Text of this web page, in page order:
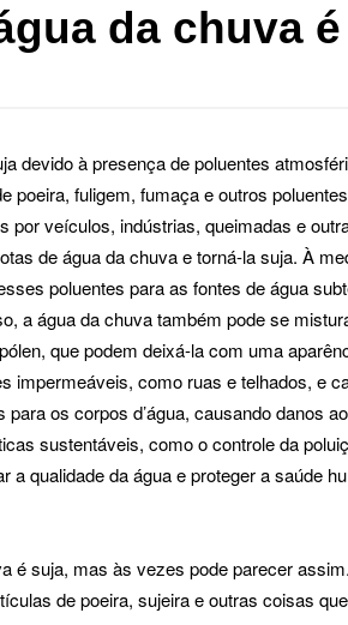
da chuva
devido à presença de poluentes
poeira, fuligem, fumaça e outros
por veículos, indústrias, queimadas e
de água da chuva e torná-la suja. À
poluentes para as fontes de água
a água da chuva também pode se
que podem deixá-la com uma
impermeáveis, como ruas e telhados, e
os corpos d’água, causando danos
sustentáveis, como o controle da
a qualidade da água e proteger a saúde
é suja, mas às vezes pode parecer
de poeira, sujeira e outras coisas